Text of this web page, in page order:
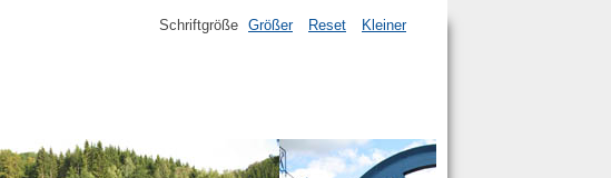
Schriftgröße Größer Reset Kleiner